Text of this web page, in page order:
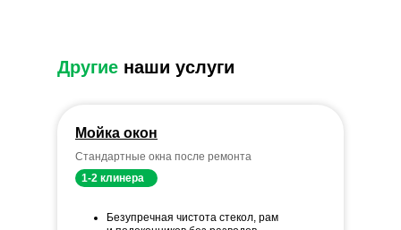
Другие наши услуги
Безупречная чистота стекол, рам
Стандартные окна после ремонта
Мойка окон
1-2 клинера